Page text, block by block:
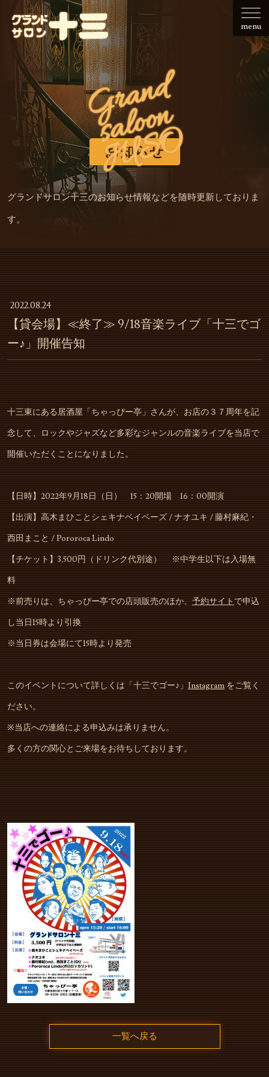
せ
会社
のご
案内
レ
ー
の
ご
利
で
の
ご
利
用
ご
利
用
事
例
フ
の
募
menu
G
r
a
n
d
s
a
l
o
o
n
JUSO
お知らせ
グランドサロン十三のお知らせ情報などを随時更新しておりま
す。
2022.08.24
【貸会場】≪終了≫ 9/18音楽ライブ「十三でゴ
ー♪」開催告知
十三東にある居酒屋「ちゃっぴー亭」さんが、お店の３７周年を記
念して、ロックやジャズなど多彩なジャンルの音楽ライブを当店で
開催いただくことになりました。
【日時】2022年9月18日（日） 15：20開場 16：00開演
【出演】高木まひことシェキナベイベーズ / ナオユキ / 藤村麻紀・
西田まこと / Pororoca Lindo
【チケット】3,500円（ドリンク代別途） ※中学生以下は入場無
料
※前売りは、ちゃっぴー亭での店頭販売のほか、予約サイトで申込
し当日15時より引換
※当日券は会場にて15時より発売
このイベントについて詳しくは「十三でゴー♪」Instagramをご覧く
ださい。
※当店への連絡による申込みは承りません。
多くの方の関心とご来場をお待ちしております。
一覧へ戻る